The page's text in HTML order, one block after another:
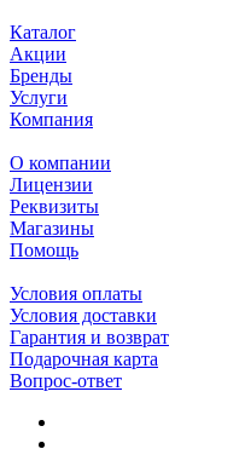
Каталог
Акции
Бренды
Услуги
Компания
О компании
Лицензии
Реквизиты
Магазины
Помощь
Условия оплаты
Условия доставки
Гарантия и возврат
Подарочная карта
Вопрос-ответ